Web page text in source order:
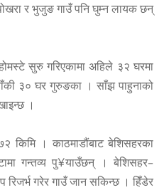
र भुजुङ गाउँ पनि घुम्न लायक छन्
सुरु गरिएकामा अहिले ३२ घरमा
३० घर गुरुङका । साँझ पाहुनाको
।
किमि । काठमाडौंबाट बेशिसहरका
गन्तव्य पु¥याउँछन् । बेशिसहर–
गरेर गाउँ जान सकिन्छ । हिँडेर